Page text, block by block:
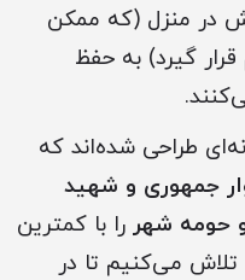
در منزل (که ممکن
گیرد) به حفظ
طراحی شده‌اند که
جمهوری و شهید
حومه شهر را با کمترین
می‌کنیم تا در